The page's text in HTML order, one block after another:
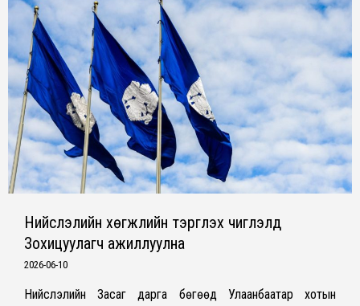
Нийслэлийн хөгжлийн тэргүүлэх чиглэлд
Зохицуулагч ажиллуулна
2026-06-10
Нийслэлийн Засаг дарга бөгөөд Улаанбаатар хотын